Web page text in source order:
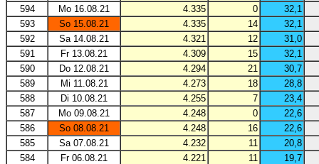
594
Mo 16.08.21 4.335 0
32,1
593
So 15.08.21 4.335 14
32,1
592
Sa 14.08.21 4.321 12
31,0
591
Fr 13.08.21 4.309 15
32,1
590
Do 12.08.21 4.294 21
30,7
589
Mi 11.08.21 4.273 18
28,8
588
Di 10.08.21 4.255 7
23,4
587
Mo 09.08.21 4.248 0
22,6
586
So 08.08.21 4.248 16
22,6
585
Sa 07.08.21 4.232 11
20,8
584
Fr 06.08.21 4.221 11
19,7